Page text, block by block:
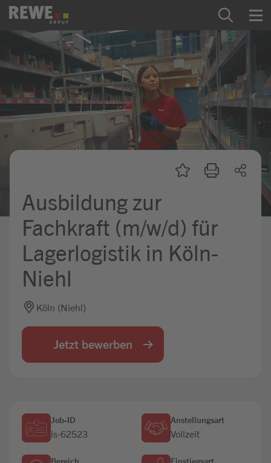
Zum Inhalt springen
Startseite
REWE Group als Arbeitgeber
Ausbildung & Studium
Praktikum & Werkstudium
Mein Kandidat:innenprofil
Ausbildung zur
Fachkraft (m/w/d) für
Lagerlogistik in Köln-
Niehl
Köln (Niehl)
Jetzt bewerben
Job-ID
ls-62523
Anstellungsart
Vollzeit
Bereich Einstiegsart